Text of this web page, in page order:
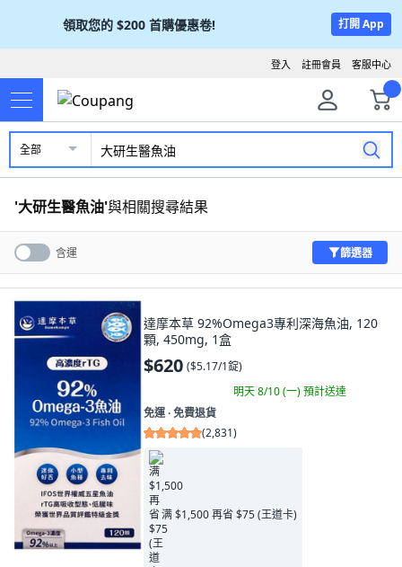
領取您的 $200 首購優惠卷! 打開 App
客服中心
註冊會員
登入
全部
'大研生醫魚油'與相關搜尋結果
含運 篩選器
達摩本草 92%Omega3專利深海魚油, 120
顆, 450mg, 1盒
$620 ($5.17/1錠)
明天 8/10 (一)預計送達
免運 ∙ 免費退貨
(2,831)
满 $1,500 再省 $75 (王道卡)